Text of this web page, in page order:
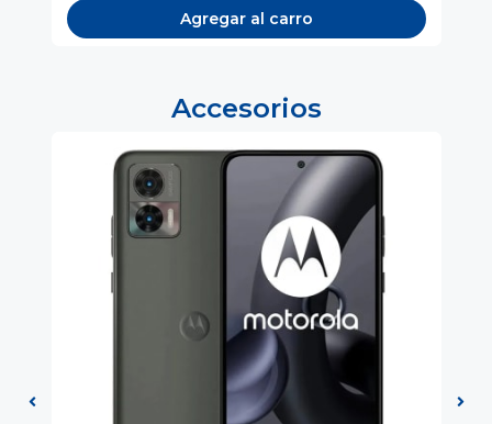
Agregar al carro
Accesorios